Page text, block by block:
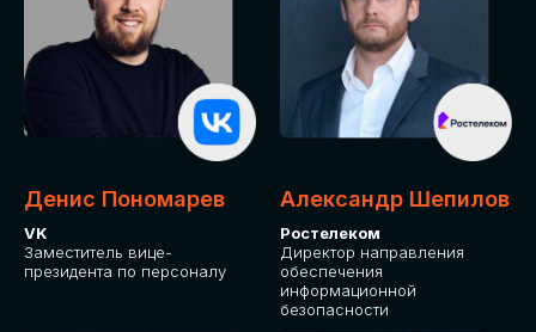
Денис Пономарев
VK
Заместитель вице-
президента по персоналу
Александр Шепилов
Ростелеком
Директор направления
обеспечения
информационной
безопасности